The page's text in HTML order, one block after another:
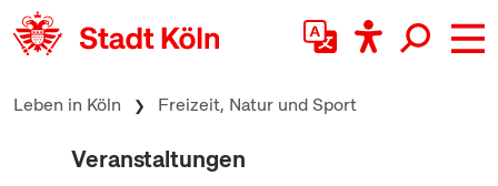
zum Inhalt springen
Leben in Köln Freizeit, Natur und Sport
Veranstaltungen